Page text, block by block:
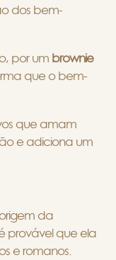
dos bem-
por um brownie
que o bem-
que amam
e adiciona um
da
provável que ela
e romanos.